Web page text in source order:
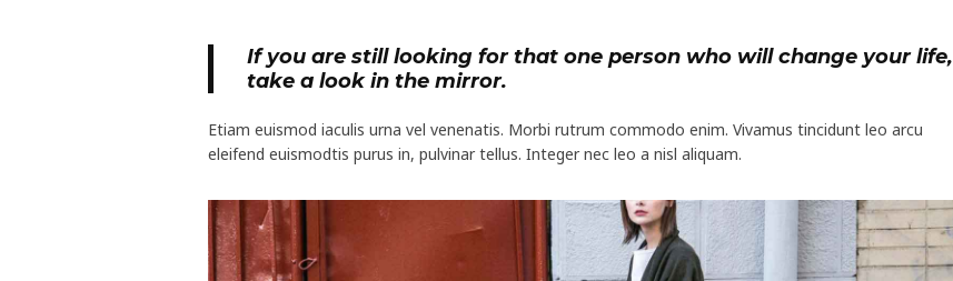
If you are still looking for that one person who will change your life,
take a look in the mirror.
Etiam euismod iaculis urna vel venenatis. Morbi rutrum commodo enim. Vivamus tincidunt leo arcu
eleifend euismodtis purus in, pulvinar tellus. Integer nec leo a nisl aliquam.